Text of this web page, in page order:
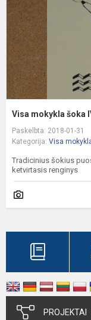
Visa mokykla šoka
Paskelbta: 2018-01-31
Kategorija: Visa
Tradicinius šokius
ketvirtasis renginys
PROJEKTAI